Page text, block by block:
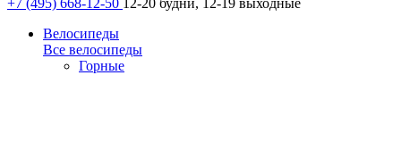
+7 (495) 668-12-50 12-20 будни, 12-19 выходные
Велосипеды
Все велосипеды
Горные